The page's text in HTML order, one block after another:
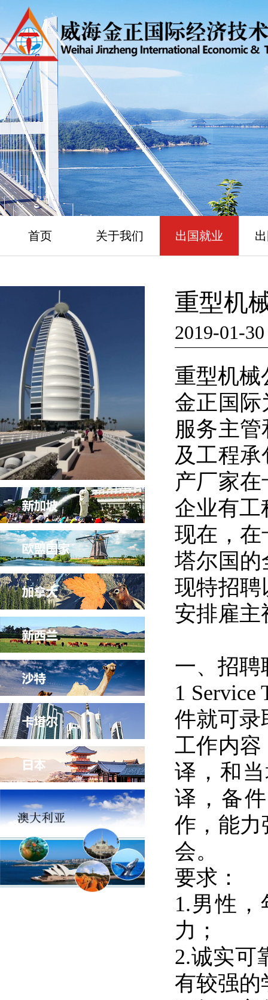
首页 关于我们 出国就业
重型机
2019-01-30
重型机械
金正国际
服务主
及工程
产厂家
企业有工
现在，在
塔尔国的
现特招聘
安排雇
一、招聘
1
件就可录
工作内容
译，和
译，备
作，能力
会。
要求：
1.男性
力；
2.诚实可
有较强的